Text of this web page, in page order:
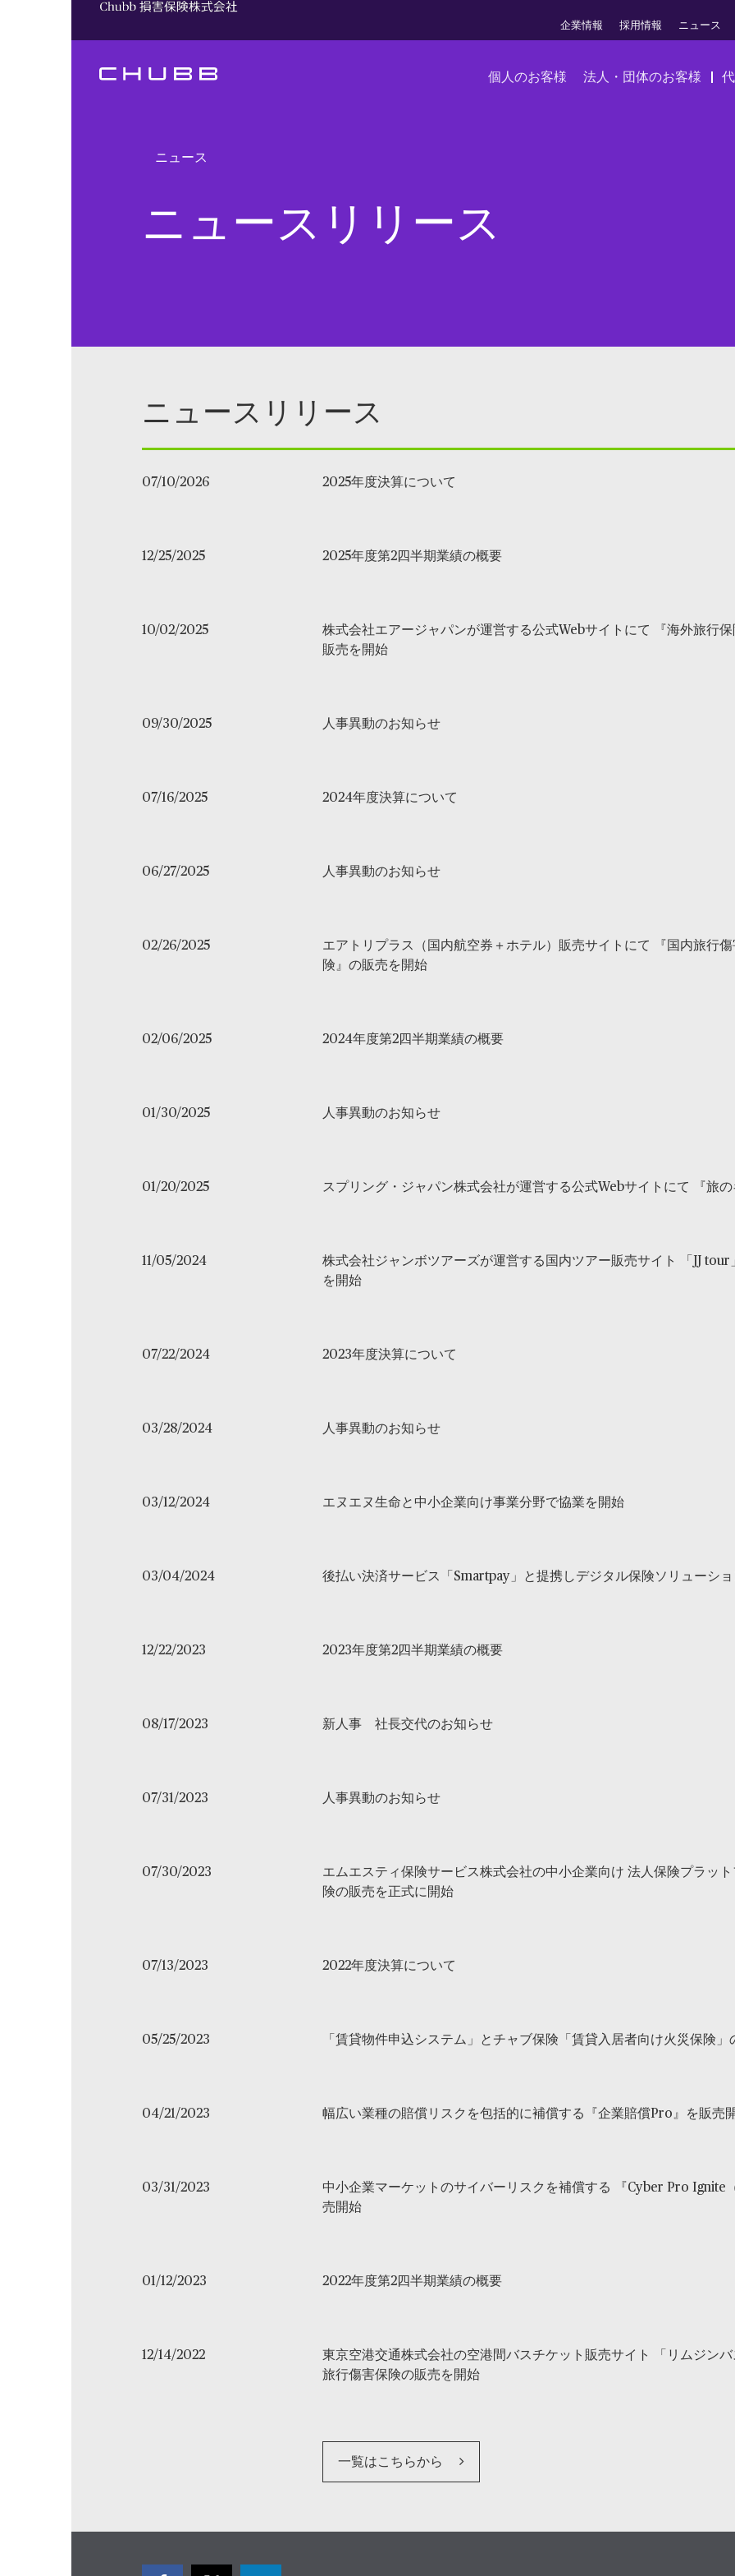
企業情報 採用情報 ニュース
個人のお客様 法人・団体のお客様
ニュース
ニュースリリース
ニュースリリース
07/10/2026 2025年度決算について
12/25/2025 2025年度第2四半期業績の概要
10/02/2025
株式会社エアージャパンが運営する公式Webサイトにて 『海外旅行
販売を開始
09/30/2025 人事異動のお知らせ
07/16/2025 2024年度決算について
06/27/2025 人事異動のお知らせ
02/26/2025
エアトリプラス（国内航空券＋ホテル）販売サイトにて 『国内旅行
険』の販売を開始
02/06/2025 2024年度第2四半期業績の概要
01/30/2025 人事異動のお知らせ
01/20/2025 スプリング・ジャパン株式会社が運営する公式Webサイトにて 『旅
11/05/2024
株式会社ジャンボツアーズが運営する国内ツアー販売サイト 「JJ
を開始
07/22/2024 2023年度決算について
03/28/2024 人事異動のお知らせ
03/12/2024 エヌエヌ生命と中小企業向け事業分野で協業を開始
03/04/2024 後払い決済サービス「Smartpay」と提携しデジタル保険ソリューシ
12/22/2023 2023年度第2四半期業績の概要
08/17/2023 新人事 社長交代のお知らせ
07/31/2023 人事異動のお知らせ
07/30/2023
エムエスティ保険サービス株式会社の中小企業向け 法人保険プラッ
険の販売を正式に開始
07/13/2023 2022年度決算について
05/25/2023 「賃貸物件申込システム」とチャブ保険「賃貸入居者向け火災保険
04/21/2023 幅広い業種の賠償リスクを包括的に補償する『企業賠償Pro』を販売
03/31/2023
中小企業マーケットのサイバーリスクを補償する 『Cyber Pro Ignite
売開始
01/12/2023 2022年度第2四半期業績の概要
12/14/2022
東京空港交通株式会社の空港間バスチケット販売サイト 「リムジン
旅行傷害保険の販売を開始
一覧はこちらから